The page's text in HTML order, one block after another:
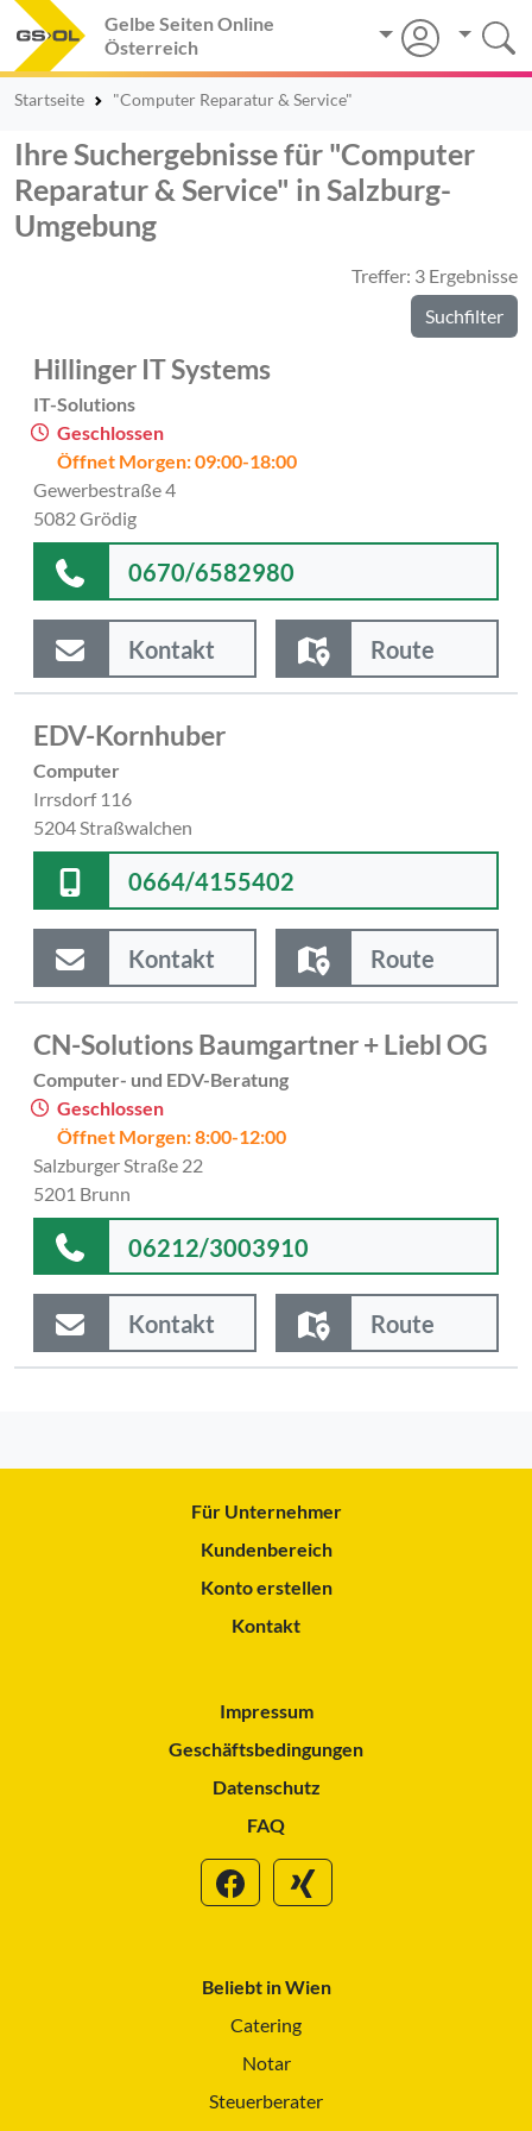
Gelbe Seiten Online
Österreich
Startseite "Computer Reparatur & Service"
Ihre Suchergebnisse für "Computer
Reparatur & Service" in Salzburg-
Umgebung
Treffer: 3 Ergebnisse
Suchfilter
Hillinger IT Systems
IT-Solutions
Geschlossen
Öffnet Morgen: 09:00-18:00
Gewerbestraße 4
5082 Grödig
0670/6582980
Kontakt Route
EDV-Kornhuber
Computer
Irrsdorf 116
5204 Straßwalchen
0664/4155402
Kontakt Route
CN-Solutions Baumgartner + Liebl OG
Computer- und EDV-Beratung
Geschlossen
Öffnet Morgen: 8:00-12:00
Salzburger Straße 22
5201 Brunn
06212/3003910
Kontakt Route
Für Unternehmer
Kundenbereich
Konto erstellen
Kontakt
Impressum
Geschäftsbedingungen
Datenschutz
FAQ
Beliebt in Wien
Catering
Notar
Steuerberater